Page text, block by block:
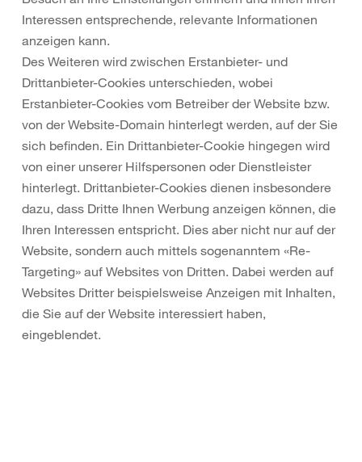
Interessen entsprechende, relevante Informationen
anzeigen kann.
Des Weiteren wird zwischen Erstanbieter- und
Drittanbieter-Cookies unterschieden, wobei
Erstanbieter-Cookies vom Betreiber der Website bzw.
von der Website-Domain hinterlegt werden, auf der Sie
sich befinden. Ein Drittanbieter-Cookie hingegen wird
von einer unserer Hilfspersonen oder Dienstleister
hinterlegt. Drittanbieter-Cookies dienen insbesondere
dazu, dass Dritte Ihnen Werbung anzeigen können, die
Ihren Interessen entspricht. Dies aber nicht nur auf der
Website, sondern auch mittels sogenanntem «Re-
Targeting» auf Websites von Dritten. Dabei werden auf
Websites Dritter beispielsweise Anzeigen mit Inhalten,
die Sie auf der Website interessiert haben,
eingeblendet.